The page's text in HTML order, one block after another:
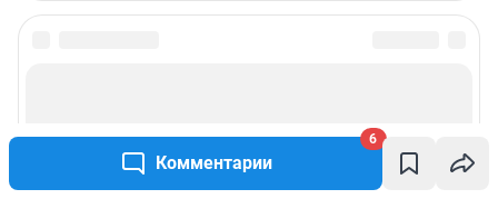
Комментарии
6